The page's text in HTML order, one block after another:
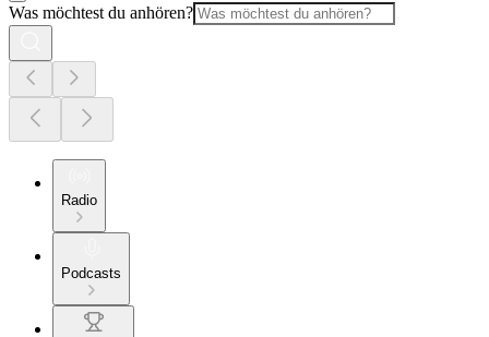
Was möchtest du anhören?
Radio
Podcasts